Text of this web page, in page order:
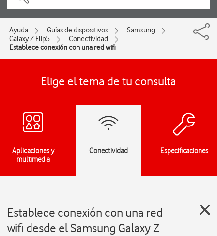
Ayuda Guías de dispositivos
Samsung
Galaxy Z Flip5
Conectividad
Establece conexión con una red wifi
Elige el tema de tu consulta
Aplicaciones y
multimedia
Conectividad Especificaciones
Establece conexión con una red
wifi desde el Samsung Galaxy Z